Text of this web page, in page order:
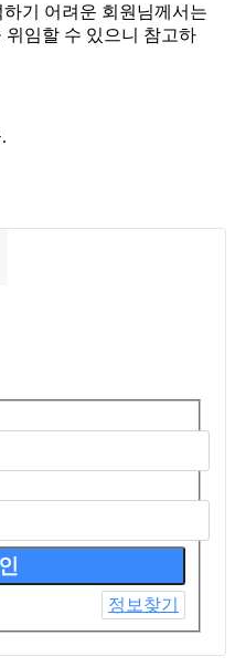
기 어려운 회원님께서는
임할 수 있으니 참고하
.
정보찾기